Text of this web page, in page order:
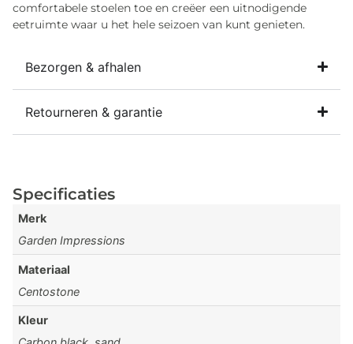
comfortabele stoelen toe en creëer een uitnodigende
eetruimte waar u het hele seizoen van kunt genieten.
Bezorgen & afhalen
Retourneren & garantie
Specificaties
Merk
Garden Impressions
Materiaal
Centostone
Kleur